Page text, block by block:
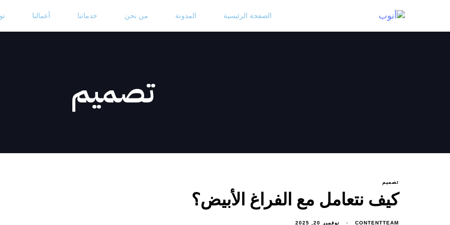
الصفحة الرئيسية المدونة من نحن خدماتنا أعمالنا
تصميم
تصميم
كيف نتعامل مع الفراغ الأبيض؟
CONTENTTEAM نوفمبر 20, 2025